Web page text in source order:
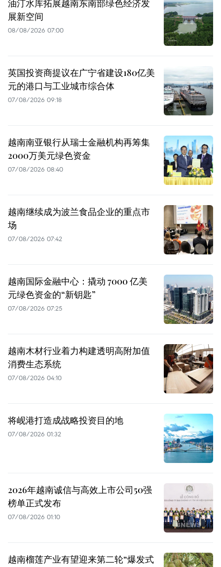
油汀水库拓展越南东南部绿色经济发
展新空间
08/08/2026 07:00
英国投资商提议在广宁省建设180亿美
元的港口与工业城市综合体
07/08/2026 09:18
越南南亚银行从瑞士金融机构再筹集
2000万美元绿色资金
07/08/2026 08:40
越南继续成为波兰食品企业的重点市
场
07/08/2026 07:42
越南国际金融中心：撬动 7000 亿美
元绿色资金的“新钥匙”
07/08/2026 07:25
越南木材行业着力构建透明高附加值
消费生态系统
07/08/2026 04:10
将岘港打造成战略投资目的地
07/08/2026 01:32
2026年越南诚信与高效上市公司50强
榜单正式发布
07/08/2026 01:10
越南榴莲产业有望迎来第二轮“爆发式